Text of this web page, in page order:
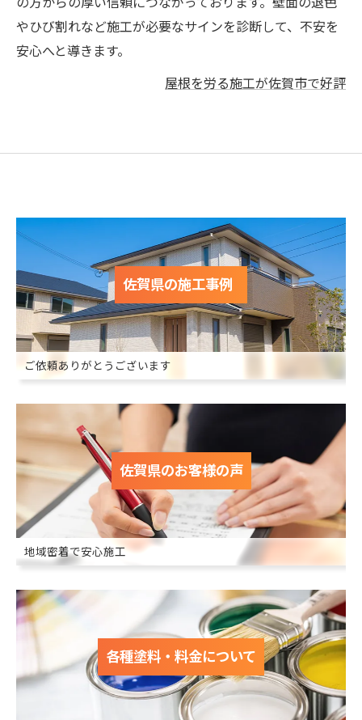
やひび割れなど施工が必要なサインを診断して、不安を
安心へと導きます。
屋根を労る施工が佐賀市で好評
佐賀県の施工事例
ご依頼ありがとうございます
佐賀県のお客様の声
地域密着で安心施工
各種塗料・料金について